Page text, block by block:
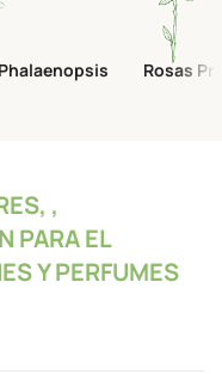
Rosas
,
PARA EL
Y PERFUMES